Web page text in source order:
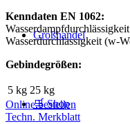
Großhandel
🛒 Shop
Kenndaten EN 1062:
Wasserdurchlässigkeit (w-
Gebindegrößen:
5 kg 25 kg
Online bestellen
Techn. Merkblatt